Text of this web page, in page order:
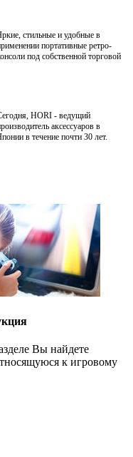
стильные и удобные в
портативные ретро-
под собственной торговой
HORI - ведущий
аксессуаров в
в течение почти 30 лет.
Вы найдете
к игровому